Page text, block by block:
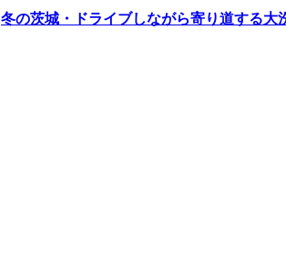
冬の茨城・ドライブしながら寄り道する大